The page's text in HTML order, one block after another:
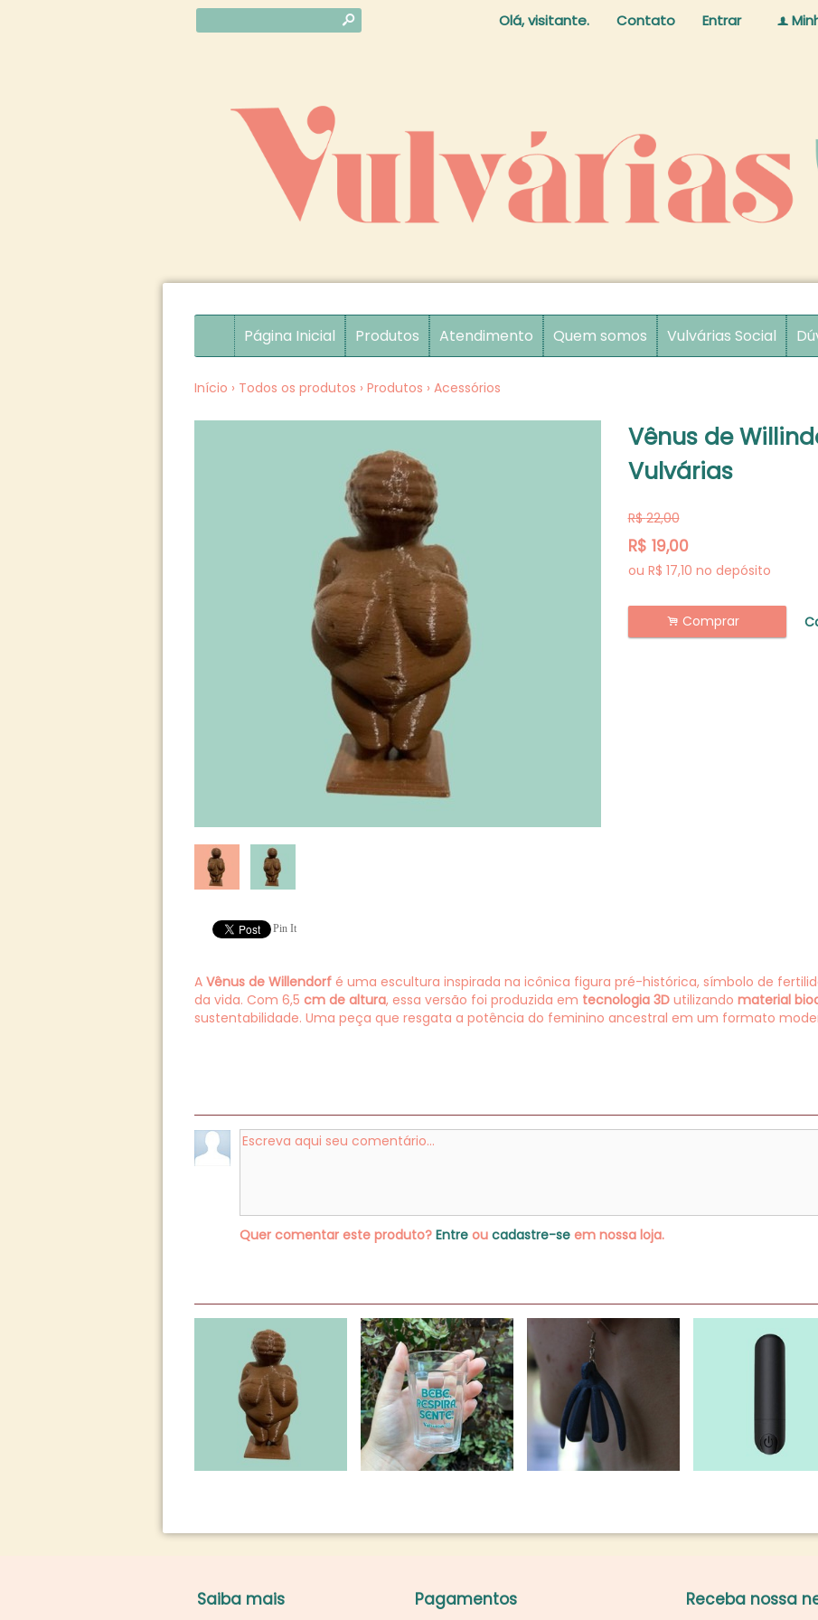
s Olá, visitante. Contato Entrar f
Página Inicial Produtos Atendimento Quem somos Vulvárias Social
Início › Todos os produtos › Produtos › Acessórios
Pin It
Vênus de
Vulvárias
R$22,00
R$ 19,00
ou R$ 17,10 no depósito
. Comprar
A Vênus de Willendorfé uma escultura inspirada na icônica figura pré-histórica, símbolo de
da vida. Com 6,5 cm de altura, essa versão foi produzida em tecnologia 3Dutilizando material
sustentabilidade. Uma peça que resgata a potência do feminino ancestral em um formato
Quer comentar este produto? Entreou cadastre-seem nossa loja.
Saiba mais Pagamentos Receba nossa